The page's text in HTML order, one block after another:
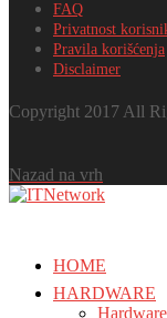
FAQ
Privatnost
Pravila korišćenja
Disclaimer
Copyright 2017 All
Nazad na vrh
HOME
HARDWARE